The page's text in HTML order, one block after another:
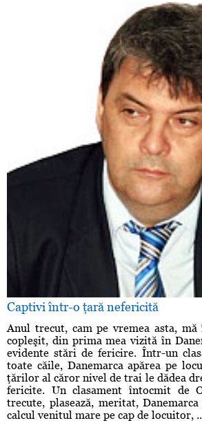
Captivi într-o ţară nefericită
Anul trecut, cam pe vremea asta, mă
copleşit, din prima mea vizită în
evidente stări de fericire. Într-un
toate căile, Danemarca apărea pe
ţărilor al căror nivel de trai le dădea
fericite. Un clasament întocmit de
trecute, plasează, meritat,
calcul venitul mare pe cap de locuitor,